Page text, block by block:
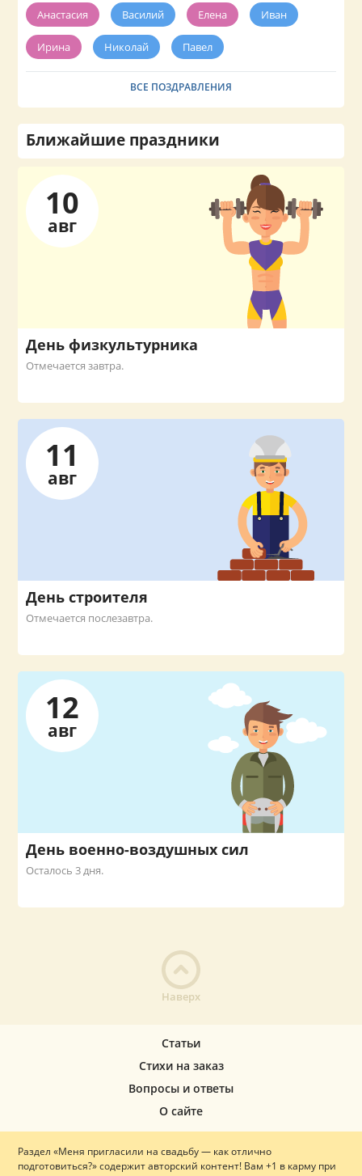
Анастасия Василий Елена Иван
Ирина Николай Павел
ВСЕ ПОЗДРАВЛЕНИЯ
Ближайшие праздники
10
авг
День физкультурника
Отмечается завтра.
11
авг
День строителя
Отмечается послезавтра.
12
авг
День военно-воздушных сил
Осталось 3 дня.
Наверх
Статьи
Стихи на заказ
Вопросы и ответы
О сайте
Раздел «Меня пригласили на свадьбу — как отлично
подготовиться?» содержит авторский контент! Вам +1 в карму при